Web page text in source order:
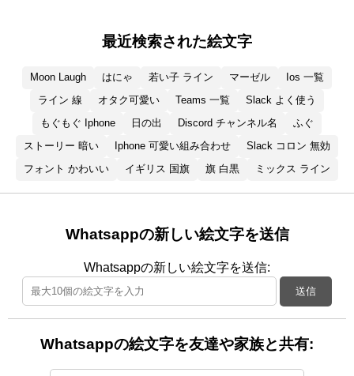
最近検索された絵文字
Moon Laugh はにゃ 若い子 ライン マーゼル
Ios 一覧
ライン 線
オタク可愛い Teams 一覧
Slack よく使う
もぐもぐ Iphone
日の出 Discord チャンネル名
ふぐ
ストーリー 暗い
Iphone 可愛い組み合わせ
Slack コロン 無効
フォント かわいい
イギリス 国旗 旗 白黒 ミックス ライン
Whatsappの新しい絵文字を送信
Whatsappの新しい絵文字を送信:
送信
Whatsappの絵文字を友達や家族と共有: